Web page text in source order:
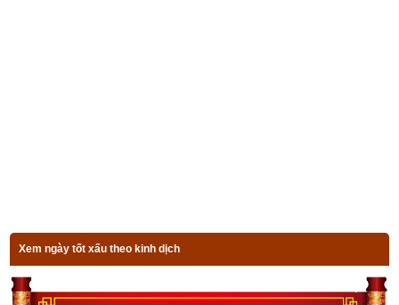
Thủy Báo) theo các sách xem ngày trạch cát nổi tiếng nhất
hiện nay như Ngọc hạp chánh tông, Thông thư, Trạch cát thần
bí, Lịch vạn niên, Trạch cát dân gian toàn thư.
Xem ngày tốt xấu theo kinh dịch